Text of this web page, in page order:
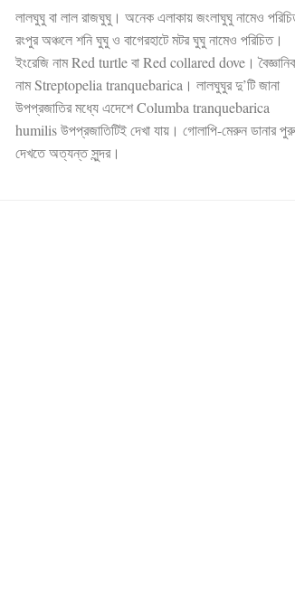
লালঘুঘু বা লাল রাজঘুঘু। অনেক এলাকায় জংলাঘুঘু নামেও
রংপুর অঞ্চলে শনি ঘুঘু ও বাগেরহাটে মটর ঘুঘু নামেও পরিচিত।
ইংরেজি নাম Red turtle বা Red collared dove।
নাম Streptopelia tranquebarica। লালঘুঘুর দু’টি জানা
উপপ্রজাতির মধ্যে এদেশে Columba tranquebarica
humilis উপপ্রজাতিটিই দেখা যায়। গোলাপি-মেরুন ডানার
দেখতে অত্যন্ত সুন্দর।